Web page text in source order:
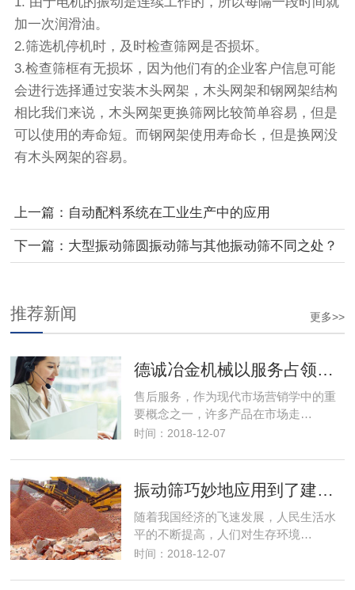
加一次润滑油。
2.筛选机停机时，及时检查筛网是否损坏。
3.检查筛框有无损坏，因为他们有的企业客户信息可能
会进行选择通过安装木头网架，木头网架和钢网架结构
相比我们来说，木头网架更换筛网比较简单容易，但是
可以使用的寿命短。而钢网架使用寿命长，但是换网没
有木头网架的容易。
上一篇：自动配料系统在工业生产中的应用
下一篇：大型振动筛圆振动筛与其他振动筛不同之处？
更多>>
推荐新闻
售后服务，作为现代市场营销学中的重
要概念之一，许多产品在市场走…
时间：2018-12-07
随着我国经济的飞速发展，人民生活水
平的不断提高，人们对生存环境…
时间：2018-12-07